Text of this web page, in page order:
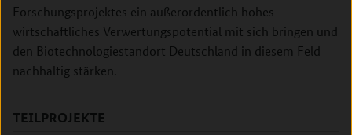
Forschungsprojektes ein außerordentlich hohes
wirtschaftliches Verwertungspotential mit sich bringen und
den Biotechnologiestandort Deutschland in diesem Feld
nachhaltig stärken.
TEILPROJEKTE